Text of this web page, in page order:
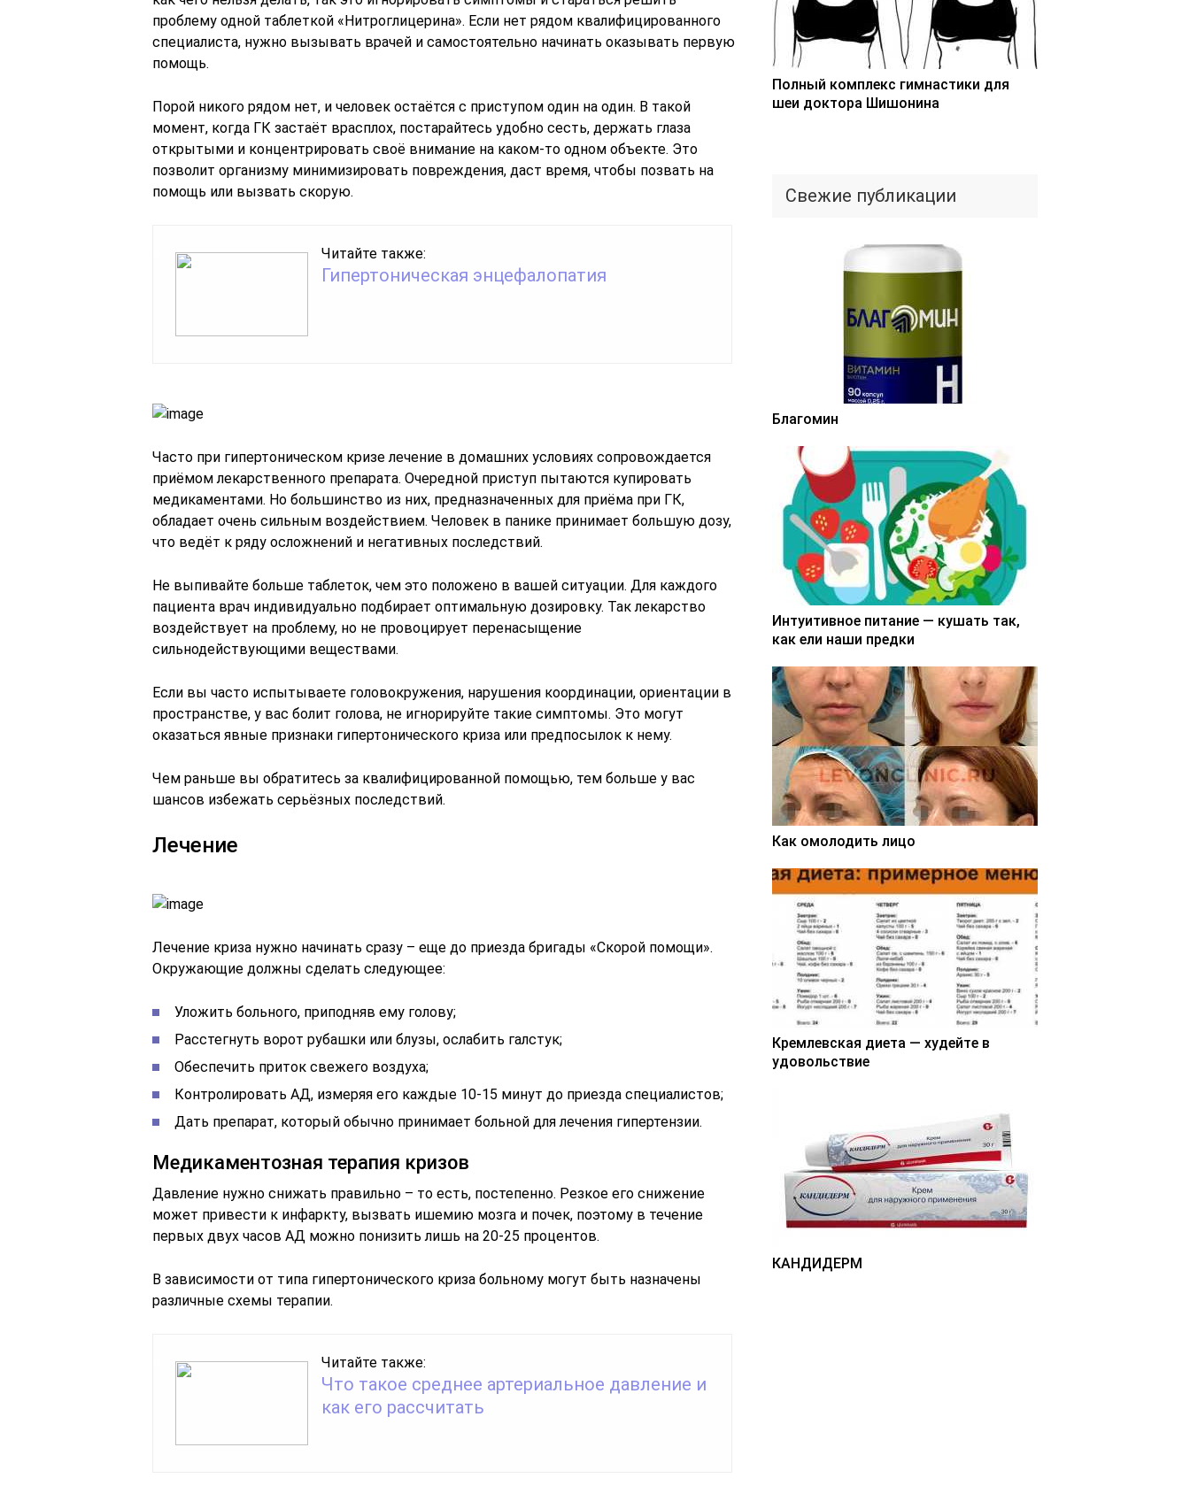
проблему одной таблеткой «Нитроглицерина». Если нет рядом квалифицированного
специалиста, нужно вызывать врачей и самостоятельно начинать оказывать первую
помощь.
Порой никого рядом нет, и человек остаётся с приступом один на один. В такой
момент, когда ГК застаёт врасплох, постарайтесь удобно сесть, держать глаза
открытыми и концентрировать своё внимание на каком-то одном объекте. Это
позволит организму минимизировать повреждения, даст время, чтобы позвать на
помощь или вызвать скорую.
Читайте также:
Гипертоническая энцефалопатия
Часто при гипертоническом кризе лечение в домашних условиях сопровождается
приёмом лекарственного препарата. Очередной приступ пытаются купировать
медикаментами. Но большинство из них, предназначенных для приёма при ГК,
обладает очень сильным воздействием. Человек в панике принимает большую дозу,
что ведёт к ряду осложнений и негативных последствий.
Не выпивайте больше таблеток, чем это положено в вашей ситуации. Для каждого
пациента врач индивидуально подбирает оптимальную дозировку. Так лекарство
воздействует на проблему, но не провоцирует перенасыщение
сильнодействующими веществами.
Если вы часто испытываете головокружения, нарушения координации, ориентации в
пространстве, у вас болит голова, не игнорируйте такие симптомы. Это могут
оказаться явные признаки гипертонического криза или предпосылок к нему.
Чем раньше вы обратитесь за квалифицированной помощью, тем больше у вас
шансов избежать серьёзных последствий.
Лечение
Лечение криза нужно начинать сразу – еще до приезда бригады «Скорой помощи».
Окружающие должны сделать следующее:
Уложить больного, приподняв ему голову;
Расстегнуть ворот рубашки или блузы, ослабить галстук;
Обеспечить приток свежего воздуха;
Контролировать АД, измеряя его каждые 10-15 минут до приезда специалистов;
Дать препарат, который обычно принимает больной для лечения гипертензии.
Медикаментозная терапия кризов
Давление нужно снижать правильно – то есть, постепенно. Резкое его снижение
может привести к инфаркту, вызвать ишемию мозга и почек, поэтому в течение
первых двух часов АД можно понизить лишь на 20-25 процентов.
В зависимости от типа гипертонического криза больному могут быть назначены
различные схемы терапии.
Читайте также:
Что такое среднее артериальное давление и
как его рассчитать
Полный комплекс гимнастики для
шеи доктора Шишонина
Свежие публикации
Благомин
Интуитивное питание — кушать так,
как ели наши предки
Как омолодить лицо
Кремлевская диета — худейте в
удовольствие
КАНДИДЕРМ